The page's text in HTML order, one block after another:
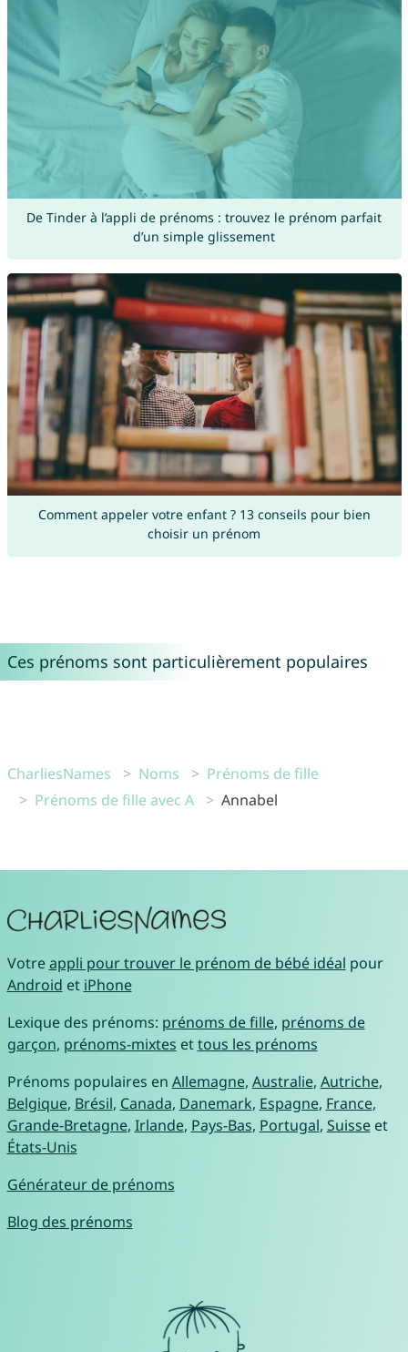
De Tinder à l’appli de prénoms : trouvez le prénom parfait
d’un simple glissement
Comment appeler votre enfant ? 13 conseils pour bien
choisir un prénom
Ces prénoms sont particulièrement populaires
CharliesNames Noms
Prénoms de fille
Prénoms de fille avec A
Annabel
Votreappli pour trouver le prénom de bébé idéal pour
Android et iPhone
Lexique des prénoms: prénoms de fille, prénoms de
garçon, prénoms-mixtes ettous les prénoms
Prénoms populaires en Allemagne, Australie, Autriche,
Belgique, Brésil, Canada, Danemark, Espagne, France,
Grande-Bretagne, Irlande, Pays-Bas, Portugal, Suisseet
États-Unis
Générateur de prénoms
Blog des prénoms